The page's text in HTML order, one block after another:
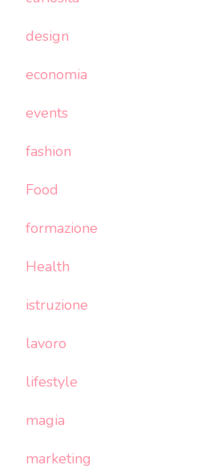
design
economia
events
fashion
Food
formazione
Health
istruzione
lavoro
lifestyle
magia
marketing